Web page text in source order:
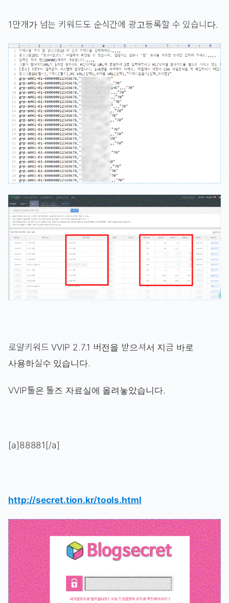
1만개가 넘는 키워드도 순식간에 광고등록할 수 있습니다.
로얄키워드 VVIP 2.7.1 버전을 받으셔서 지금 바로
사용하실수 있습니다.
VVIP툴은 툴즈 자료실에 올려놓았습니다.
[a]88881[/a]
http://secret.tion.kr/tools.html